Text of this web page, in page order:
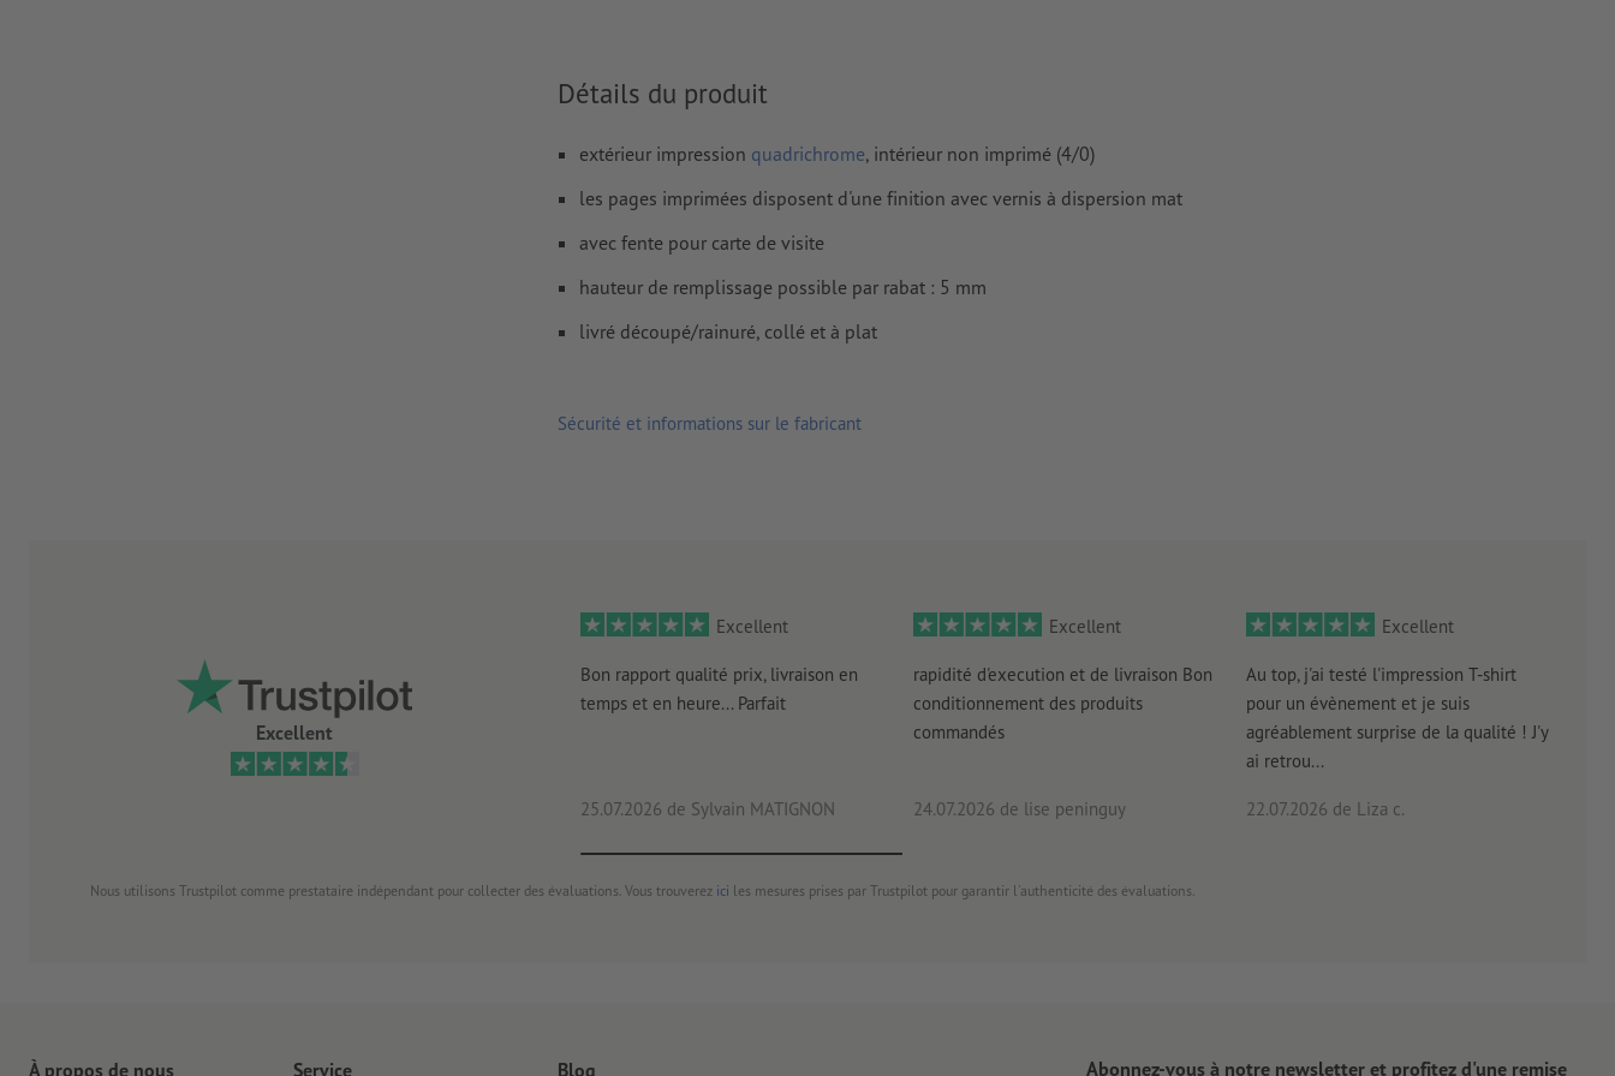
Nous ne vérifions pas les
Nous ne vérifions pas lesréglages de surimpression
Lescommentairessont supprimés et ne seront ainsi pas imprimés
Le contenu des champs de formulaire
Détails du produit
extérieur impression quadrichrome, intérieur non imprimé (4/0)
les pages imprimées disposent d'une finition avec vernis à dispersion mat
avec fente pour carte de visite
hauteur de remplissage possible par rabat : 5 mm
livré découpé/rainuré, collé et à plat
Sécurité et informations sur le fabricant
Excellent
Excellent
Bon rapport qualité prix, livraison en
temps et en heure... Parfait
25.07.2026 de Sylvain MATIGNON
Excellent
rapidité d'execution et de livraison Bon
conditionnement des produits
commandés
24.07.2026 de lise peninguy
Excellent
Au top, j'ai testé l'impression T-shirt
pour un évènement et je suis
agréablement surprise de la qualité ! J'y
ai retrou...
22.07.2026 de Liza c.
Nous utilisons Trustpilot comme prestataire indépendant pour collecter des évaluations. Vous trouverez ici les mesures prises par Trustpilot pour garantir l'authenticité des évaluations.
À propos de nous Service Blog Abonnez-vous à notre newsletter et profitez d'une remise